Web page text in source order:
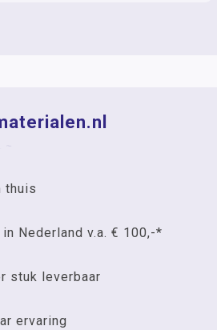
thuis
Nederland v.a. € 100,-*
stuk leverbaar
ervaring